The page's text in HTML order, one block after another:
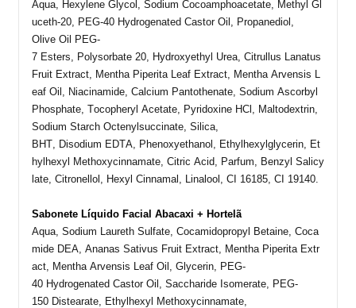
Aqua, Hexylene Glycol Sodium Cocoamphoacetate Methyl Gl
uceth-20, PEG-40 Hydrogenated Castor Oil Propanediol
Olive Oil
PEG-
7 Esters Polysorbate 20, Hydroxyethyl Urea Citrullus
Lanatus
Fruit Extract Mentha Piperita Leaf Extract Mentha Arvensis
eaf Oil Niacinamide Calcium Pantothenate Sodium Ascorbyl
Phosphate Tocopheryl Acetate Pyridoxine HCl Maltodextrin
Sodium Starch Octenylsuccinate Silica
BHT,
Disodium EDTA, Phenoxyethanol Ethylhexylglycerin
Et
hylhexyl Methoxycinnamate Citric Acid, Parfum Benzyl Salicy
late Citronellol Hexyl Cinnamal Linalool , CI 16185, CI 19140.
Sabonete Líquido Facial Abacaxi + Hortelã
Aqua, Sodium Laureth Sulfate, Cocamidopropyl Betaine Coca
mide DEA, Ananas Sativus Fruit Extract Mentha Piperita Extr
act
Mentha Arvensis Leaf Oil Glycerin , PEG-
40 Hydrogenated Castor Oil Saccharide Isomerate , PEG-
150 Distearate Ethylhexyl Methoxycinnamate